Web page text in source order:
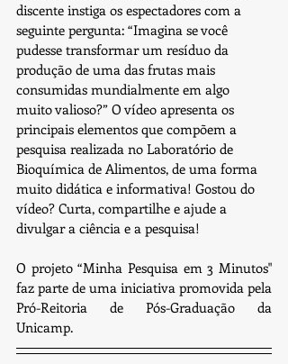
discente instiga os espectadores com a
seguinte pergunta: “Imagina se você
pudesse transformar um resíduo da
produção de uma das frutas mais
consumidas mundialmente em algo
muito valioso?” O vídeo apresenta os
principais elementos que compõem a
pesquisa realizada no Laboratório de
Bioquímica de Alimentos, de uma forma
muito didática e informativa! Gostou do
vídeo? Curta, compartilhe e ajude a
divulgar a ciência e a pesquisa!
O projeto “Minha Pesquisa em 3 Minutos"
faz parte de uma iniciativa promovida pela
Pró-Reitoria de Pós-Graduação da
Unicamp.